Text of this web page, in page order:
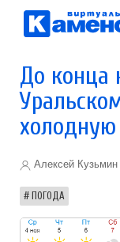
До конца
Алексей Кузьмин
ПОГОДА